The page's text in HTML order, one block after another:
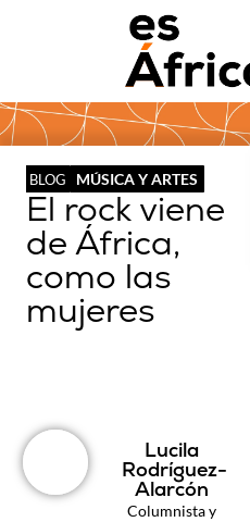
BLOG MÚSICA Y ARTES
El rock viene
de África,
como las
mujeres
Lucila
Rodríguez-
Alarcón
Columnista y